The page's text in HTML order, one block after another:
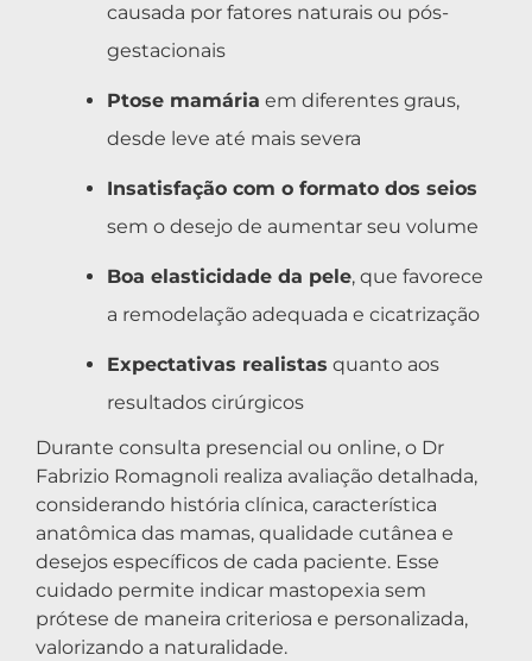
causada por fatores naturais ou pós-
gestacionais
Ptose mamária em diferentes graus,
desde leve até mais severa
Insatisfação com o formato dos seios
sem o desejo de aumentar seu volume
Boa elasticidade da pele, que favorece
a remodelação adequada e cicatrização
Expectativas realistas quanto aos
resultados cirúrgicos
Durante consulta presencial ou online, o Dr
Fabrizio Romagnoli realiza avaliação detalhada,
considerando história clínica, característica
anatômica das mamas, qualidade cutânea e
desejos específicos de cada paciente. Esse
cuidado permite indicar mastopexia sem
prótese de maneira criteriosa e personalizada,
valorizando a naturalidade.